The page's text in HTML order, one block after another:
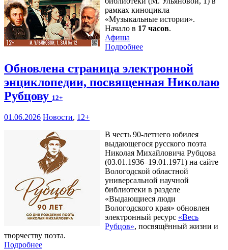
рамках киноцикла
«Музыкальные истории».
Начало в 17 часов.
Афиша
Подробнее
Обновлена страница электронной
энциклопедии, посвященная Николаю
Рубцову 12+
01.06.2026 Новости, 12+
В честь 90-летнего юбилея
выдающегося русского поэта
Николая Михайловича Рубцова
(03.01.1936–19.01.1971) на сайте
Вологодской областной
универсальной научной
библиотеки в разделе
«Выдающиеся люди
Вологодского края» обновлен
электронный ресурс «Весь
Рубцов», посвящённый жизни и
творчеству поэта.
Подробнее